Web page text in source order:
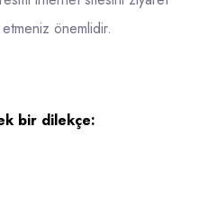
önemlidir.
bir dilekçe: